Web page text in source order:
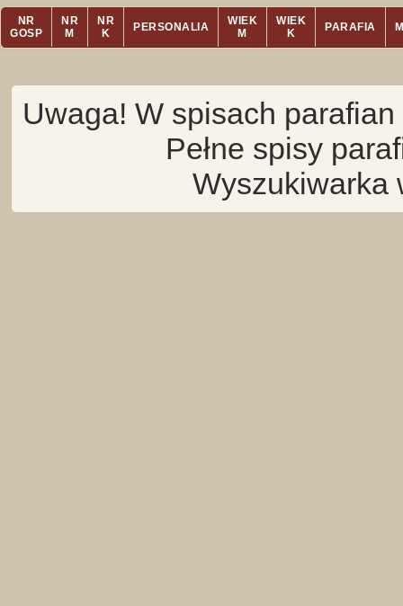
NR
GOSP
NR
M
NR
K
PERSONALIA
WIEK
M
WIEK
K
PARAFIA
Uwaga! W spisach
Pełne spisy
Wyszukiwarka